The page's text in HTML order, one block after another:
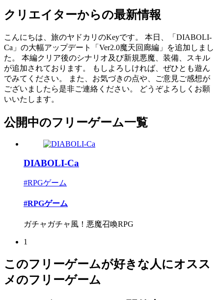
クリエイターからの最新情報
こんにちは、旅のヤドカリのKeyです。 本日、「DIABOLI-
Ca」の大幅アップデート「Ver2.0魔天回廊編」を追加しまし
た。 本編クリア後のシナリオ及び新規悪魔、装備、スキル
が追加されております。 もしよろしければ、ぜひとも遊ん
でみてください。 また、お気づきの点や、ご意見ご感想が
ございましたら是非ご連絡ください。 どうぞよろしくお願
いいたします。
公開中のフリーゲーム一覧
DIABOLI-Ca
#RPGゲーム
#RPGゲーム
ガチャガチャ風！悪魔召喚RPG
1
このフリーゲームが好きな人にオスス
メのフリーゲーム